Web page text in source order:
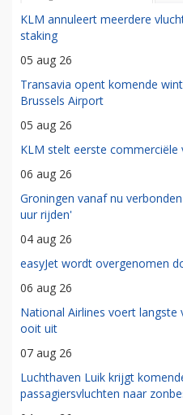
KLM annuleert meerdere
staking
05 aug 26
Transavia opent komende
Brussels Airport
05 aug 26
KLM stelt eerste
06 aug 26
Groningen vanaf nu
uur rijden'
04 aug 26
easyJet wordt overgenomen
06 aug 26
National Airlines voert
ooit uit
07 aug 26
Luchthaven Luik krijgt
passagiersvluchten naar